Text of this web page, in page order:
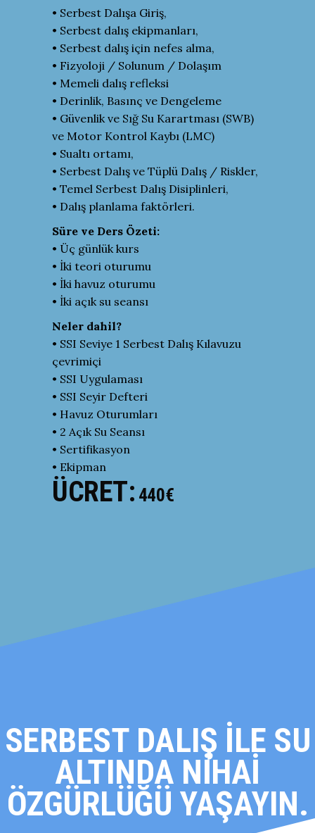
• Serbest Dalışa Giriş,
• Serbest dalış ekipmanları,
• Serbest dalış için nefes alma,
• Fizyoloji / Solunum / Dolaşım
• Memeli dalış refleksi
• Derinlik, Basınç ve Dengeleme
• Güvenlik ve Sığ Su Karartması (SWB)
ve Motor Kontrol Kaybı (LMC)
• Sualtı ortamı,
• Serbest Dalış ve Tüplü Dalış / Riskler,
• Temel Serbest Dalış Disiplinleri,
• Dalış planlama faktörleri.
Süre ve Ders Özeti:
• Üç günlük kurs
• İki teori oturumu
• İki havuz oturumu
• İki açık su seansı
Neler dahil?
• SSI Seviye 1 Serbest Dalış Kılavuzu
çevrimiçi
• SSI Uygulaması
• SSI Seyir Defteri
• Havuz Oturumları
• 2 Açık Su Seansı
• Sertifikasyon
• Ekipman
ÜCRET: 440€
SERBEST DALIŞ İLE SU
ALTINDA NİHAİ
ÖZGÜRLÜĞÜ YAŞAYIN.